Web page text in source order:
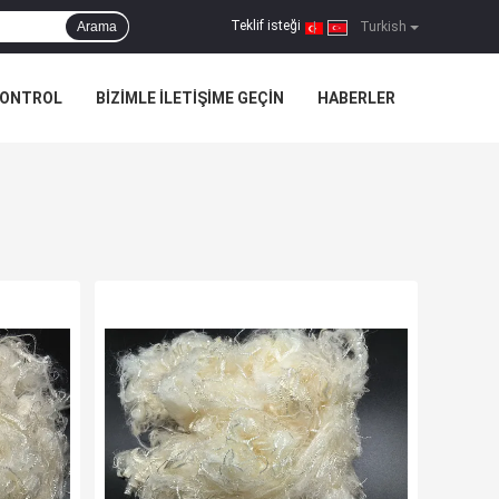
Turkish
Teklif isteği |
Arama
BIZIMLE ILETIŞIME GEÇIN HABERLER